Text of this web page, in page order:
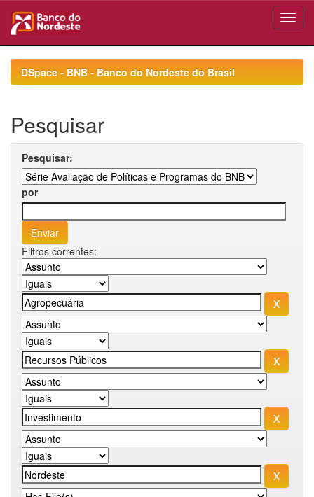
navigationDSpace - BNB - Banco do Nordeste do Brasil
Pesquisar
Pesquisar:
por
Filtros correntes: